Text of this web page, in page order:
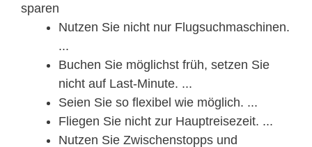
sparen
Nutzen Sie nicht nur Flugsuchmaschinen.
...
Buchen Sie möglichst früh, setzen Sie
nicht auf Last-Minute. ...
Seien Sie so flexibel wie möglich. ...
Fliegen Sie nicht zur Hauptreisezeit. ...
Nutzen Sie Zwischenstopps und